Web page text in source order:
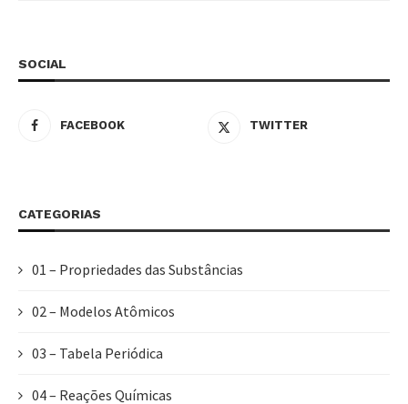
SOCIAL
FACEBOOK TWITTER
CATEGORIAS
01 – Propriedades das Substâncias
02 – Modelos Atômicos
03 – Tabela Periódica
04 – Reações Químicas